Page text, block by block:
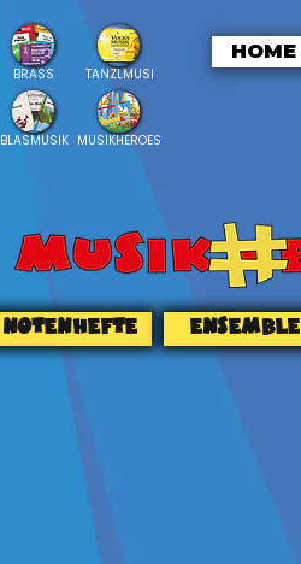
BRASS
BLASMUSIK
TANZLMUSI
MUSIKHEROES
HOME
NOTENHEFTE ENSEMBLE